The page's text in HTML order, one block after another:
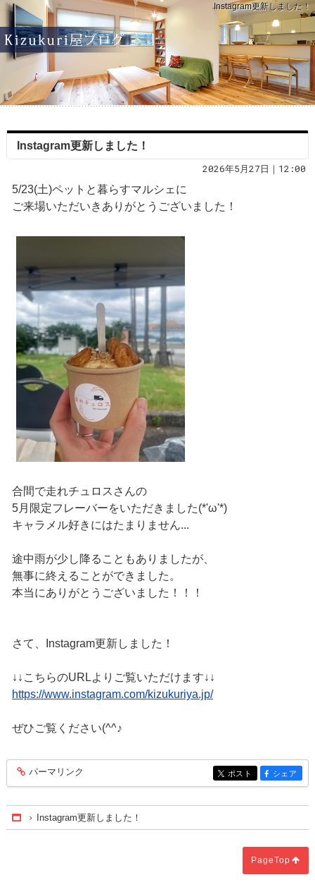
Instagram更新しました！
Instagram更新しました！
2026年5月27日｜12:00
5/23(土)ペットと暮らすマルシェに
ご来場いただいきありがとうございました！
合間で走れチュロスさんの
5月限定フレーバーをいただきました(*'ω'*)
キャラメル好きにはたまりません...
途中雨が少し降ることもありましたが、
無事に終えることができました。
本当にありがとうございました！！！
さて、Instagram更新しました！
↓↓こちらのURLよりご覧いただけます↓↓
https://www.instagram.com/kizukuriya.jp/
ぜひご覧ください(^^♪
entry220
パーマリンク entry220
ポスト entry220
シェア
Home
Instagram更新しました！
PageTop